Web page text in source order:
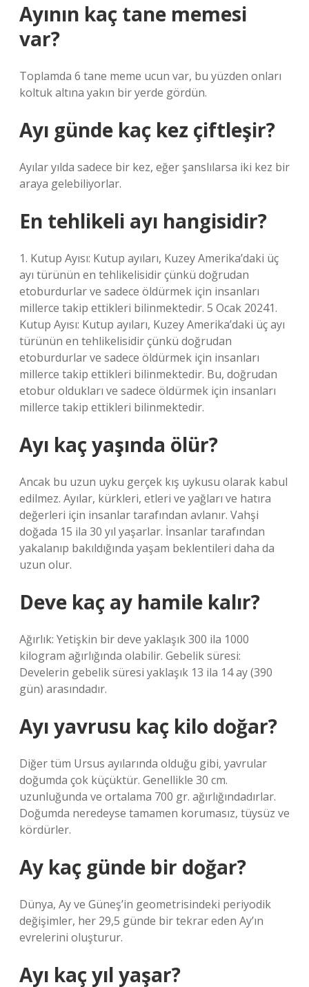
Ayının kaç tane memesi
var?
Toplamda 6 tane meme ucun var, bu yüzden onları
koltuk altına yakın bir yerde gördün.
Ayı günde kaç kez çiftleşir?
Ayılar yılda sadece bir kez, eğer şanslılarsa iki kez bir
araya gelebiliyorlar.
En tehlikeli ayı hangisidir?
1. Kutup Ayısı: Kutup ayıları, Kuzey Amerika’daki üç
ayı türünün en tehlikelisidir çünkü doğrudan
etoburdurlar ve sadece öldürmek için insanları
millerce takip ettikleri bilinmektedir. 5 Ocak 20241.
Kutup Ayısı: Kutup ayıları, Kuzey Amerika’daki üç ayı
türünün en tehlikelisidir çünkü doğrudan
etoburdurlar ve sadece öldürmek için insanları
millerce takip ettikleri bilinmektedir. Bu, doğrudan
etobur oldukları ve sadece öldürmek için insanları
millerce takip ettikleri bilinmektedir.
Ayı kaç yaşında ölür?
Ancak bu uzun uyku gerçek kış uykusu olarak kabul
edilmez. Ayılar, kürkleri, etleri ve yağları ve hatıra
değerleri için insanlar tarafından avlanır. Vahşi
doğada 15 ila 30 yıl yaşarlar. İnsanlar tarafından
yakalanıp bakıldığında yaşam beklentileri daha da
uzun olur.
Deve kaç ay hamile kalır?
Ağırlık: Yetişkin bir deve yaklaşık 300 ila 1000
kilogram ağırlığında olabilir. Gebelik süresi:
Develerin gebelik süresi yaklaşık 13 ila 14 ay (390
gün) arasındadır.
Ayı yavrusu kaç kilo doğar?
Diğer tüm Ursus ayılarında olduğu gibi, yavrular
doğumda çok küçüktür. Genellikle 30 cm.
uzunluğunda ve ortalama 700 gr. ağırlığındadırlar.
Doğumda neredeyse tamamen korumasız, tüysüz ve
kördürler.
Ay kaç günde bir doğar?
Dünya, Ay ve Güneş’in geometrisindeki periyodik
değişimler, her 29,5 günde bir tekrar eden Ay’ın
evrelerini oluşturur.
Ayı kaç yıl yaşar?